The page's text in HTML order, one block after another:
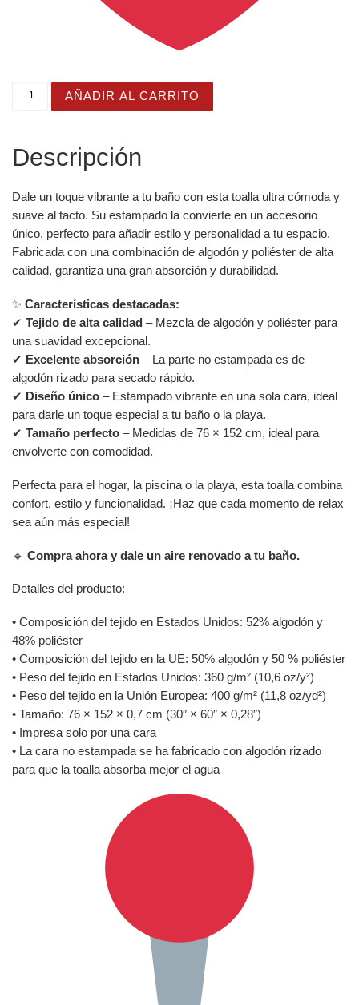
Toalla de baño y playa para niños y niñas con
AÑADIR AL CARRITO
Descripción
Dale un toque vibrante a tu baño con esta toalla ultra cómoda y
suave al tacto. Su estampado la convierte en un accesorio
único, perfecto para añadir estilo y personalidad a tu espacio.
Fabricada con una combinación de algodón y poliéster de alta
calidad, garantiza una gran absorción y durabilidad.
✨ Características destacadas:
✔ Tejido de alta calidad – Mezcla de algodón y poliéster para
una suavidad excepcional.
✔ Excelente absorción – La parte no estampada es de
algodón rizado para secado rápido.
✔ Diseño único – Estampado vibrante en una sola cara, ideal
para darle un toque especial a tu baño o la playa.
✔ Tamaño perfecto – Medidas de 76 × 152 cm, ideal para
envolverte con comodidad.
Perfecta para el hogar, la piscina o la playa, esta toalla combina
confort, estilo y funcionalidad. ¡Haz que cada momento de relax
sea aún más especial!
🔹 Compra ahora y dale un aire renovado a tu baño.
Detalles del producto:
• Composición del tejido en Estados Unidos: 52% algodón y
48% poliéster
• Composición del tejido en la UE: 50% algodón y 50 % poliéster
• Peso del tejido en Estados Unidos: 360 g/m² (10,6 oz/y²)
• Peso del tejido en la Unión Europea: 400 g/m² (11,8 oz/yd²)
• Tamaño: 76 × 152 × 0,7 cm (30″ × 60″ × 0,28″)
• Impresa solo por una cara
• La cara no estampada se ha fabricado con algodón rizado
para que la toalla absorba mejor el agua